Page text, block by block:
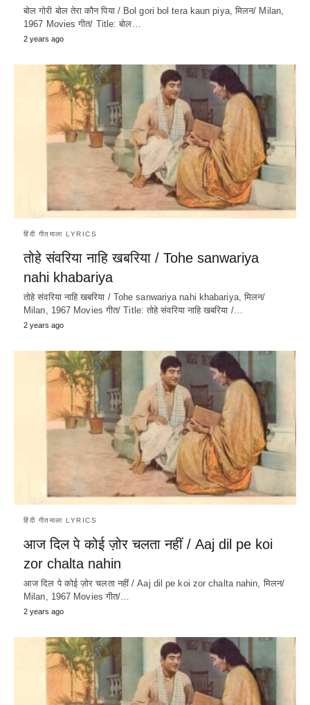
बोल गोरी बोल तेरा कौन पिया / Bol gori bol tera kaun piya, मिलन/ Milan,
1967 Movies गीत/ Title: बोल…
2 years ago
हिंदी गीतमाला LYRICS
तोहे संवरिया नाहि खबरिया / Tohe sanwariya
nahi khabariya
तोहे संवरिया नाहि खबरिया / Tohe sanwariya nahi khabariya, मिलन/
Milan, 1967 Movies गीत/ Title: तोहे संवरिया नाहि खबरिया /…
2 years ago
हिंदी गीतमाला LYRICS
आज दिल पे कोई ज़ोर चलता नहीं / Aaj dil pe koi
zor chalta nahin
आज दिल पे कोई ज़ोर चलता नहीं / Aaj dil pe koi zor chalta nahin, मिलन/
Milan, 1967 Movies गीत/…
2 years ago